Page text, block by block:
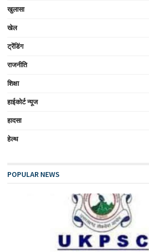
खुलासा
खेल
ट्रेंडिंग
राजनीति
शिक्षा
हाईकोर्ट न्यूज
हादसा
हेल्थ
POPULAR NEWS